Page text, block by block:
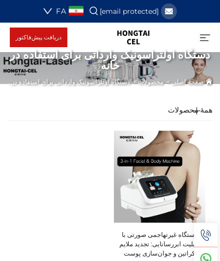
[email protected]
FA
دریافت پیش‌فاکتور
دستگاه اولتراسونیک وارداتی برای استفاده در
خانه
صفحه اصلی > محصولات>دستگاه اولتراسونیک وارداتی برای استفاده در خانه
همهٔ محصولات
دستگاه غیرتهاجمی صورتی با
قابلیت ابررسانایی: تجدید ملایم
کراتین و جوان‌سازی پوست